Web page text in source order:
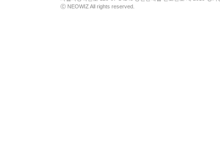
ⓒ NEOWIZ All rights reserved.